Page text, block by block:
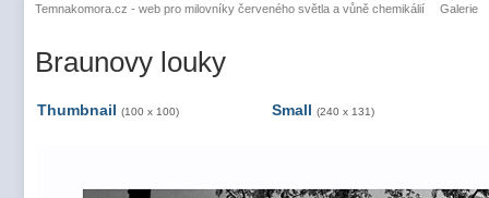
Temnakomora.cz - web pro milovníky červeného světla a vůně chemikálií Galerie
Braunovy louky
Thumbnail (100 x 100) Small (240 x 131)